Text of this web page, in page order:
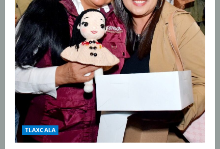
TLAXCALA